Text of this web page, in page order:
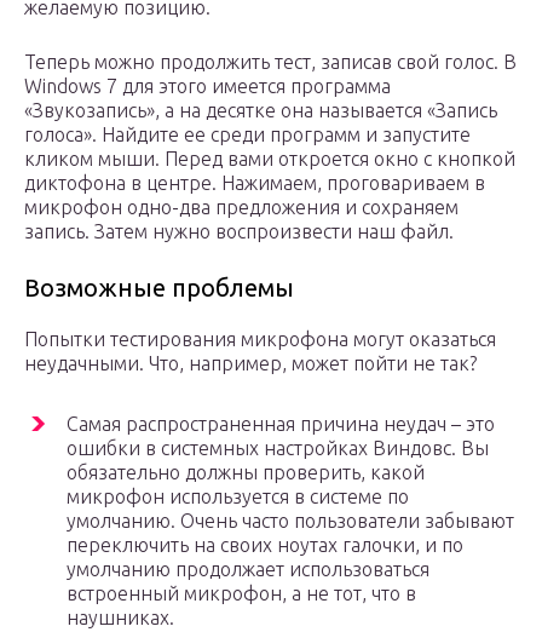
желаемую позицию.
Теперь можно продолжить тест, записав свой голос. В
Windows 7 для этого имеется программа
«Звукозапись», а на десятке она называется «Запись
голоса». Найдите ее среди программ и запустите
кликом мыши. Перед вами откроется окно с кнопкой
диктофона в центре. Нажимаем, проговариваем в
микрофон одно-два предложения и сохраняем
запись. Затем нужно воспроизвести наш файл.
Возможные проблемы
Попытки тестирования микрофона могут оказаться
неудачными. Что, например, может пойти не так?
Самая распространенная причина неудач – это
ошибки в системных настройках Виндовс. Вы
обязательно должны проверить, какой
микрофон используется в системе по
умолчанию. Очень часто пользователи забывают
переключить на своих ноутах галочки, и по
умолчанию продолжает использоваться
встроенный микрофон, а не тот, что в
наушниках.